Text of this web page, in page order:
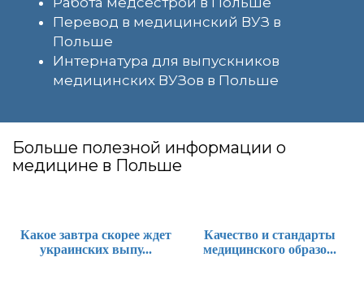
Перевод в медицинский ВУЗ в
Польше
Интернатура для выпускников
медицинских ВУЗов в Польше
Больше полезной информации о
медицине в Польше
Какое завтра скорее ждет
украинских выпу...
Качество и стандарты
медицинского образо...